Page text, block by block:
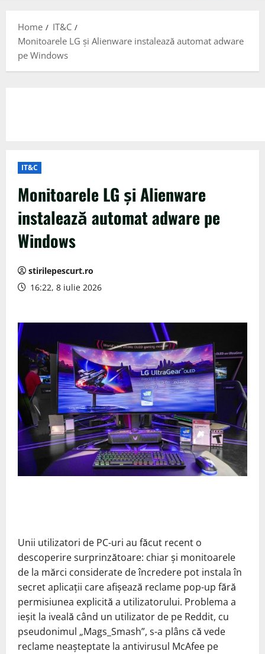
Home
IT&C
Monitoarele LG și Alienware instalează automat adware
pe Windows
IT&C
Monitoarele LG și Alienware
instalează automat adware pe
Windows
stirilepescurt.ro
16:22, 8 iulie 2026
Unii utilizatori de PC-uri au făcut recent o
descoperire surprinzătoare: chiar și monitoarele
de la mărci considerate de încredere pot instala în
secret aplicații care afișează reclame pop-up fără
permisiunea explicită a utilizatorului. Problema a
ieșit la iveală când un utilizator de pe Reddit, cu
pseudonimul „Mags_Smash”, s-a plâns că vede
reclame neașteptate la antivirusul McAfee pe